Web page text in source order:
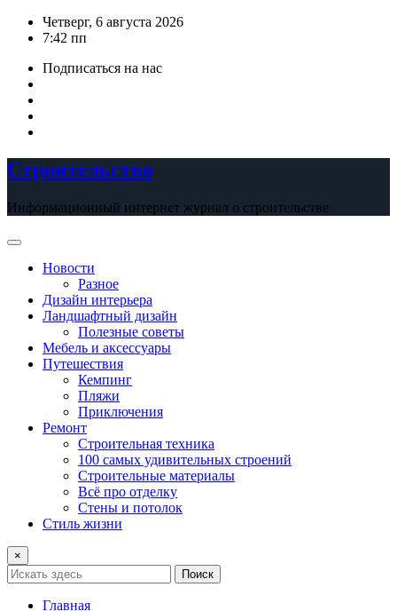
ПерейтиЧетверг, 6 августа 2026
7:42 пп
Подписаться на нас
Строительство
Информационный интернет журнал о строительстве
Новости
Разное
Дизайн интерьера
Ландшафтный дизайн
Полезные советы
Мебель и аксессуары
Путешествия
Кемпинг
Пляжи
Приключения
Ремонт
Строительная техника
100 самых удивительных строений
Строительные материалы
Всё про отделку
Стены и потолок
Стиль жизни
×
Поиск
Главная